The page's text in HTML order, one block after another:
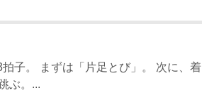
子。 まずは「片足とび」。 次に、着
ぶ。...